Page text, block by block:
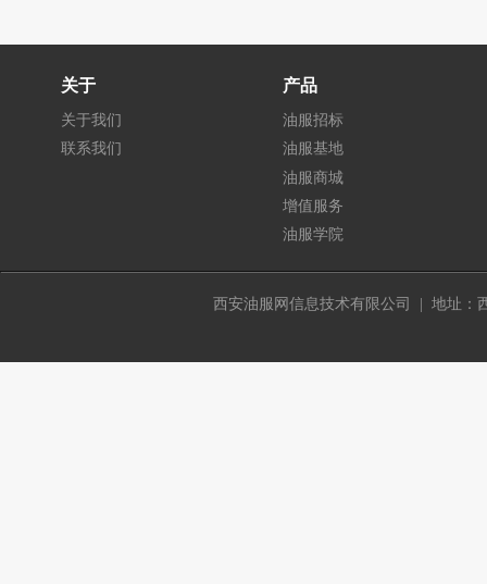
关于
关于我们
联系我们
产品
油服招标
油服基地
油服商城
增值服务
油服学院
西安油服网信息技术有限公司 | 地址：